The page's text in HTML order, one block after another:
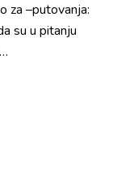
za –putovanja:
su u pitanju